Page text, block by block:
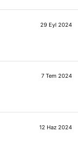
29 Eyl 2024
7 Tem 2024
12 Haz 2024